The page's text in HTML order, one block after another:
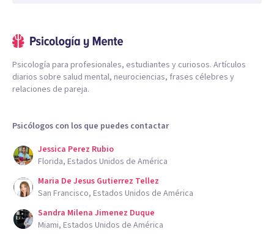
Psicología para profesionales, estudiantes y curiosos. Artículos
diarios sobre salud mental, neurociencias, frases célebres y
relaciones de pareja.
Psicólogos con los que puedes contactar
Jessica Perez Rubio
Florida, Estados Unidos de América
Maria De Jesus Gutierrez Tellez
San Francisco, Estados Unidos de América
Sandra Milena Jimenez Duque
Miami, Estados Unidos de América